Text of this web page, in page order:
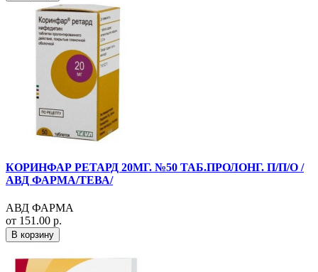
КОРИНФАР РЕТАРД 20МГ. №50 ТАБ.ПРОЛОНГ. П/П/О /
АВД ФАРМА/ТЕВА/
АВД ФАРМА
от 151.00 р.
В корзину